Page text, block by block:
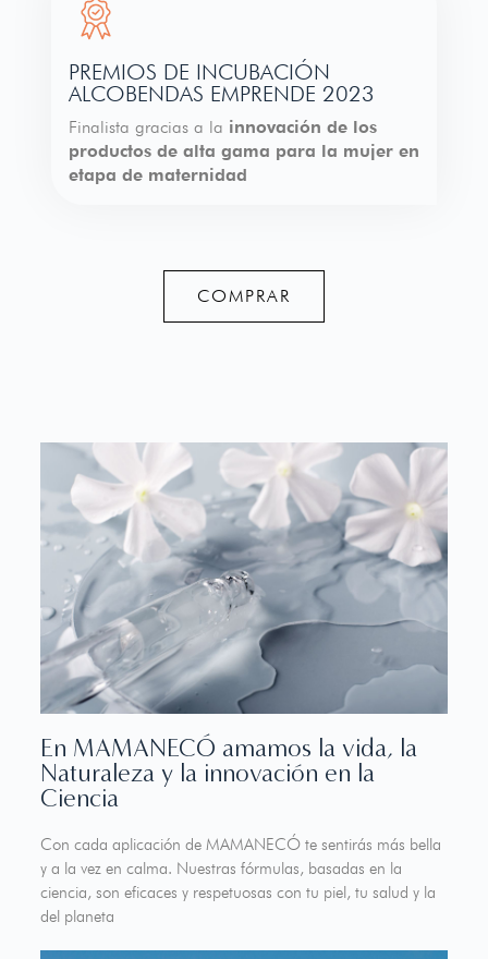
PREMIOS DE INCUBACIÓN
ALCOBENDAS EMPRENDE 2023
Finalista gracias a la innovación de los
productos de alta gama para la mujer en
etapa de maternidad
COMPRAR
En MAMANECÓ amamos la vida, la
Naturaleza y la innovación en la
Ciencia
Con cada aplicación de MAMANECÓ te sentirás más bella
y a la vez en calma. Nuestras fórmulas, basadas en la
ciencia, son eficaces y respetuosas con tu piel, tu salud y la
del planeta